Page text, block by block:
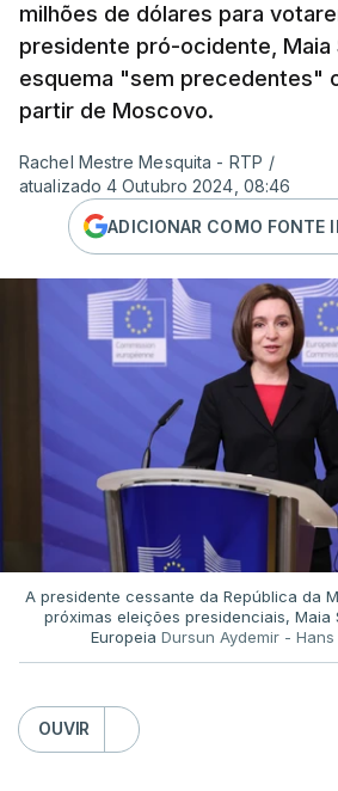
milhões de dólares para
presidente pró-ocidente, Maia
esquema "sem precedentes"
partir de Moscovo.
Rachel Mestre Mesquita - RTP /
atualizado 4 Outubro 2024, 08:46
ADICIONAR COMO FONTE
A presidente cessante da República da
próximas eleições presidenciais, Maia
Europeia Dursun Aydemir - Hans
OUVIR